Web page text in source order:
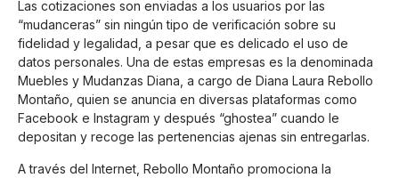
Las cotizaciones son enviadas a los usuarios por las
“mudanceras” sin ningún tipo de verificación sobre su
fidelidad y legalidad, a pesar que es delicado el uso de
datos personales. Una de estas empresas es la denominada
Muebles y Mudanzas Diana, a cargo de Diana Laura Rebollo
Montaño, quien se anuncia en diversas plataformas como
Facebook e Instagram y después “ghostea” cuando le
depositan y recoge las pertenencias ajenas sin entregarlas.
A través del Internet, Rebollo Montaño promociona la